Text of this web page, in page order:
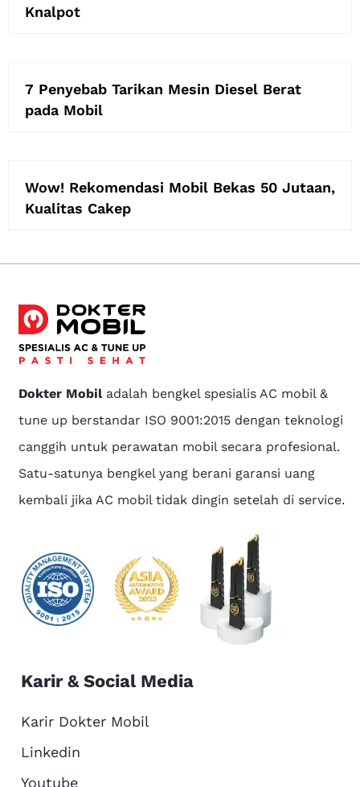
Knalpot
7 Penyebab Tarikan Mesin Diesel Berat
pada Mobil
Wow! Rekomendasi Mobil Bekas 50 Jutaan,
Kualitas Cakep
Dokter Mobiladalah bengkel spesialis AC mobil &
tune up berstandar ISO 9001:2015 dengan teknologi
canggih untuk perawatan mobil secara profesional.
Satu-satunya bengkel yang berani garansi uang
kembali jika AC mobil tidak dingin setelah di service.
Karir & Social Media
Karir Dokter Mobil
Linkedin
Youtube